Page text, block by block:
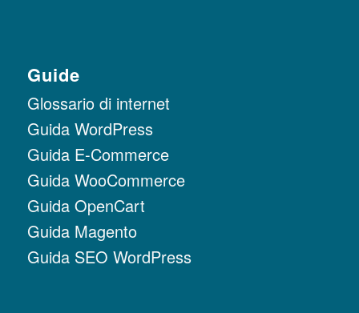
Guide
Glossario di internet
Guida WordPress
Guida E-Commerce
Guida WooCommerce
Guida OpenCart
Guida Magento
Guida SEO WordPress